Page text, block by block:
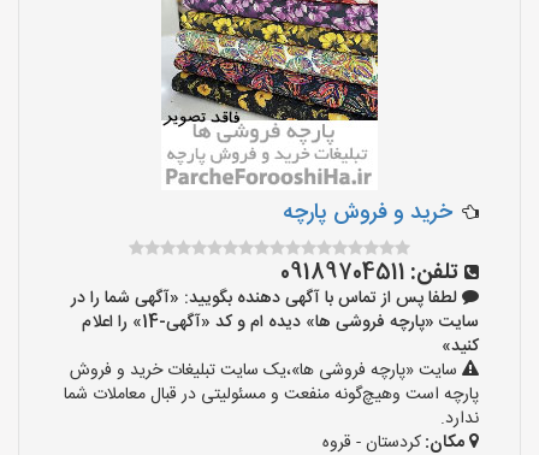
خرید و فروش پارچه
تلفن: 09189704511
لطفا پس از تماس با آگهی دهنده بگویید: «آگهی شما را در
سایت «پارچه فروشی ها» دیده ام و کد «آگهی-14» را اعلام
کنید»
سایت «پارچه فروشی ها»،یک سایت تبلیغات خرید و فروش
پارچه است وهیچ‌گونه منفعت و مسئولیتی در قبال معاملات شما
ندارد.
مکان:کردستان - قروه